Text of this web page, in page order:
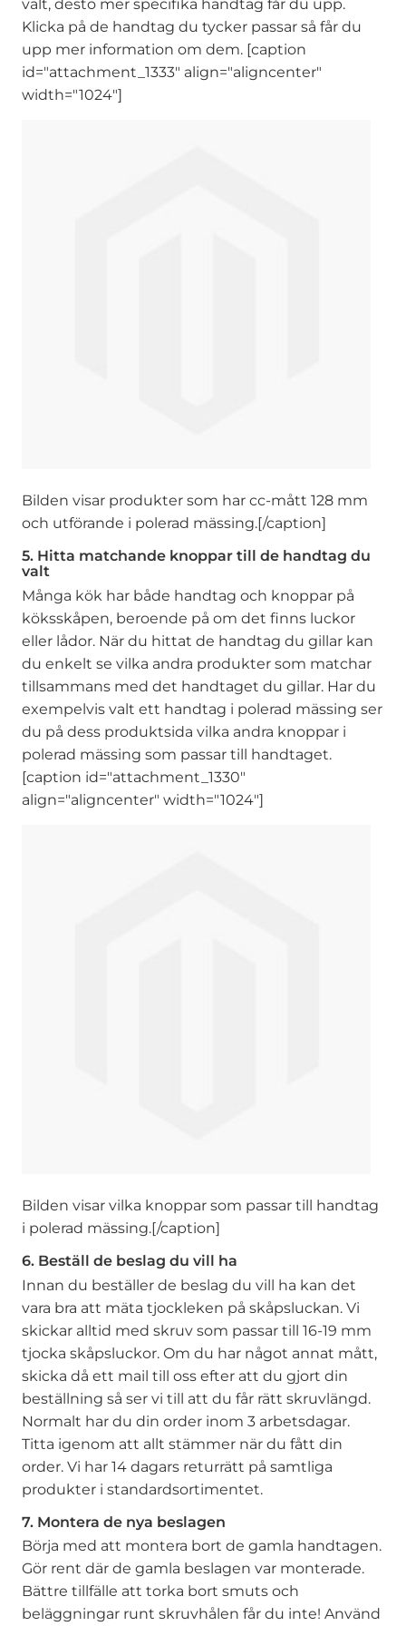
valt, desto mer specifika handtag får du upp.
Klicka på de handtag du tycker passar så får du
upp mer information om dem. [caption
id="attachment_1333" align="aligncenter"
width="1024"]
Bilden visar produkter som har cc-mått 128 mm
och utförande i polerad mässing.[/caption]
5. Hitta matchande knoppar till de handtag du
valt
Många kök har både handtag och knoppar på
köksskåpen, beroende på om det finns luckor
eller lådor. När du hittat de handtag du gillar kan
du enkelt se vilka andra produkter som matchar
tillsammans med det handtaget du gillar. Har du
exempelvis valt ett handtag i polerad mässing ser
du på dess produktsida vilka andra knoppar i
polerad mässing som passar till handtaget.
[caption id="attachment_1330"
align="aligncenter" width="1024"]
Bilden visar vilka knoppar som passar till handtag
i polerad mässing.[/caption]
6. Beställ de beslag du vill ha
Innan du beställer de beslag du vill ha kan det
vara bra att mäta tjockleken på skåpsluckan. Vi
skickar alltid med skruv som passar till 16-19 mm
tjocka skåpsluckor. Om du har något annat mått,
skicka då ett mail till oss efter att du gjort din
beställning så ser vi till att du får rätt skruvlängd.
Normalt har du din order inom 3 arbetsdagar.
Titta igenom att allt stämmer när du fått din
order. Vi har 14 dagars returrätt på samtliga
produkter i standardsortimentet.
7. Montera de nya beslagen
Börja med att montera bort de gamla handtagen.
Gör rent där de gamla beslagen var monterade.
Bättre tillfälle att torka bort smuts och
beläggningar runt skruvhålen får du inte! Använd